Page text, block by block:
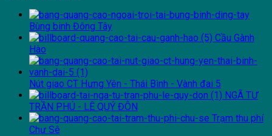
Bùng binh Đông Tây
Cầu Gành
Hào
Nút giao CT Hưng Yên - Thái Bình - Vành đai 5
NGÃ TƯ
TRẦN PHÚ - LÊ QUÝ ĐÔN
Trạm thu phí
Chư Sê